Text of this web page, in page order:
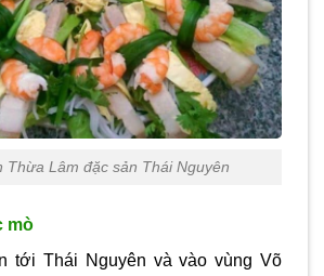
Thừa Lâm đặc sản Thái Nguyên
mò
tới Thái Nguyên và vào vùng Võ